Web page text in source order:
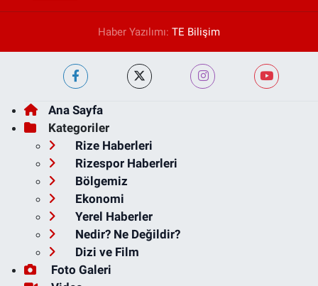
Haber Yazılımı: TE Bilişim
Ana Sayfa
Kategoriler
Rize Haberleri
Rizespor Haberleri
Bölgemiz
Ekonomi
Yerel Haberler
Nedir? Ne Değildir?
Dizi ve Film
Foto Galeri